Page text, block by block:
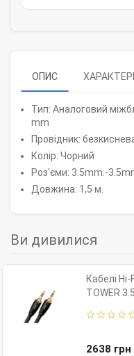
ОПИС
Тип: Аналоговий
mm
Провідник:
Колір: Чорний
Роз'єми: 3.5mm.-
Довжина: 1,5 м.
Ви дивилися
Кабелі Hi-
TOWER
2638 грн